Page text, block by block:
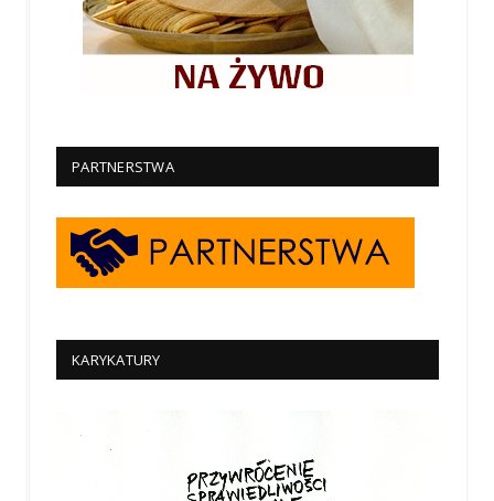
PARTNERSTWA
KARYKATURY